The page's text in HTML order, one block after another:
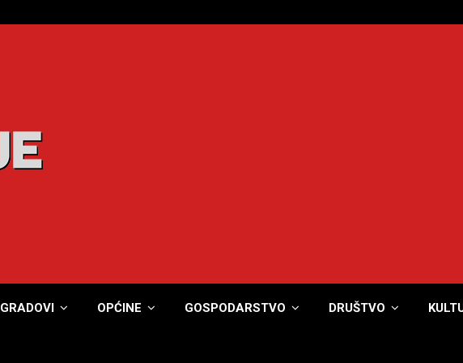
GRADOVI OPĆINE GOSPODARSTVO DRUŠTVO